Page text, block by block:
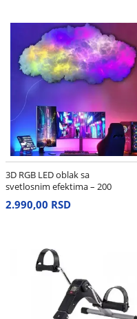
3D RGB LED oblak sa
svetlosnim efektima – 200
cm
2.990,00 RSD